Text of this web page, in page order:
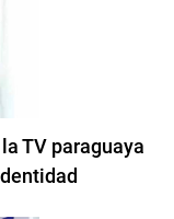
TV paraguaya